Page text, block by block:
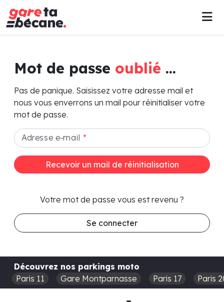
Mot de passe oublié ...
Pas de panique. Saisissez votre adresse mail et
nous vous enverrons un mail pour réinitialiser votre
mot de passe.
Adresse e-mail *
Recevoir un mail de réinitialisation
Votre mot de passe vous est revenu ?
Se connecter
Découvrez nos parkings moto
Paris 11
Gare Montparnasse Paris 17 Paris